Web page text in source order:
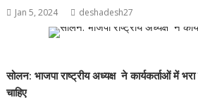
Jan 5, 2024 deshadesh27
सोलन: भाजपा राष्ट्रीय अध्यक्ष ने कार्यकर्ताओं में
चाहिए